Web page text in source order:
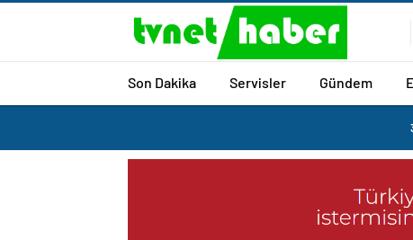
Son Dakika Servisler Gündem